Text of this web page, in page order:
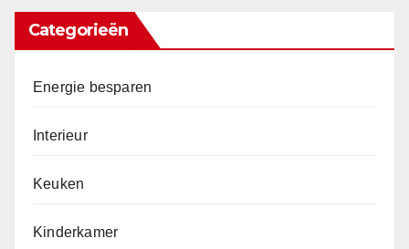
Categorieën
Energie besparen
Interieur
Keuken
Kinderkamer